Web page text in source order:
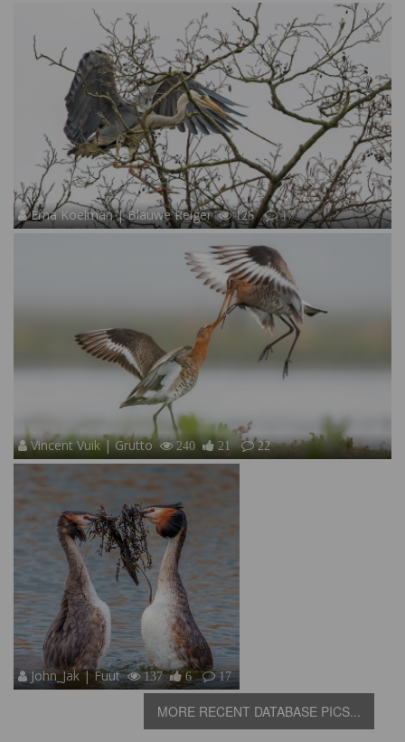
Erna Koelman | Blauwe Reiger 125 17
Vincent Vuik | Grutto 240 21 22
John_Jak | Fuut 137 6 17
MORE RECENT DATABASE PICS...